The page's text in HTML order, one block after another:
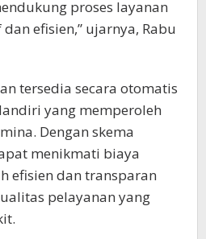
proses layanan
efisien,” ujarnya, Rabu
tersedia secara otomatis
yang memperoleh
Dengan skema
menikmati biaya
efisien dan transparan
pelayanan yang